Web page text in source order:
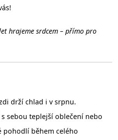
hrajeme srdcem – přímo pro
drží chlad i v srpnu.
sebou teplejší oblečení nebo
pohodlí během celého